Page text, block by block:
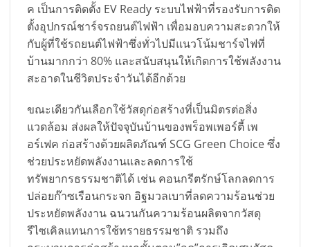
ค เป็นการติดตั้ง EV Ready ระบบไฟฟ้าที่รองรับการติด
ตั้งอุปกรณ์ชาร์จรถยนต์ไฟฟ้า เพื่อมอบความสะดวกให้
กับผู้ที่ใช้รถยนต์ไฟฟ้าซึ่งทั่วไปมีแนวโน้มชาร์จไฟที่
บ้านมากกว่า 80% และสนับสนุนให้เกิดการใช้พลังงาน
สะอาดในชีวิตประจำวันได้อีกด้วย
ขณะเดียวกันเลือกใช้วัสดุก่อสร้างที่เป็นมิตรต่อสิ่ง
แวดล้อม ส่งผลให้ปัจจุบันบ้านของพร็อพเพอร์ตี้ เพ
อร์เฟค ก่อสร้างด้วยผลิตภัณฑ์ SCG Green Choice ซึ่ง
ช่วยประหยัดพลังงานและลดการใช้
ทรัพยากรธรรมชาติได้ เช่น คอนกรีตรักษ์โลกลดการ
ปล่อยก๊าซเรือนกระจก อิฐมวลเบาที่ลดความร้อนช่วย
ประหยัดพลังงาน ฉนวนกันความร้อนผลิตจากวัสดุ
รีไซเคิลแทนการใช้ทรายธรรมชาติ รวมถึง